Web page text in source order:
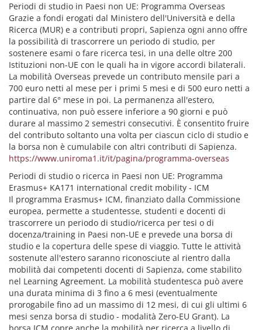
Periodi di studio in Paesi non UE: Programma Overseas
Grazie a fondi erogati dal Ministero dell'Università e della
Ricerca (MUR) e a contributi propri, Sapienza ogni anno offre
la possibilità di trascorrere un periodo di studio, per
sostenere esami o fare ricerca tesi, in una delle oltre 200
Istituzioni non-UE con le quali ha in vigore accordi bilaterali.
La mobilità Overseas prevede un contributo mensile pari a
700 euro netti al mese per i primi 5 mesi e di 500 euro netti a
partire dal 6° mese in poi. La permanenza all'estero,
continuativa, non può essere inferiore a 90 giorni e può
durare al massimo 2 semestri consecutivi. È consentito fruire
del contributo soltanto una volta per ciascun ciclo di studio e
la borsa non è cumulabile con altri contributi di Sapienza.
https://www.uniroma1.it/it/pagina/programma-overseas
Periodi di studio o ricerca in Paesi non UE: Programma
Erasmus+ KA171 international credit mobility - ICM
Il programma Erasmus+ ICM, finanziato dalla Commissione
europea, permette a studentesse, studenti e docenti di
trascorrere un periodo di studio/ricerca per tesi o di
docenza/training in Paesi non-UE e prevede una borsa di
studio e la copertura delle spese di viaggio. Tutte le attività
sostenute all'estero saranno riconosciute al rientro dalla
mobilità dai competenti docenti di Sapienza, come stabilito
nel Learning Agreement. La mobilità studentesca può avere
una durata minima di 3 fino a 6 mesi (eventualmente
prorogabile fino ad un massimo di 12 mesi, di cui gli ultimi 6
mesi senza borsa di studio - modalità Zero-EU Grant). La